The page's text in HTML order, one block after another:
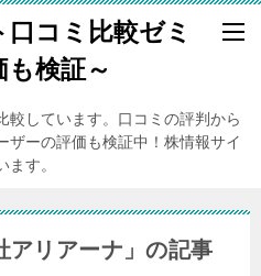
コミ比較ゼミ
検証～
較しています。口コミの評判から
ザーの評価も検証中！株情報サイ
す。
アリアーナ」の記事